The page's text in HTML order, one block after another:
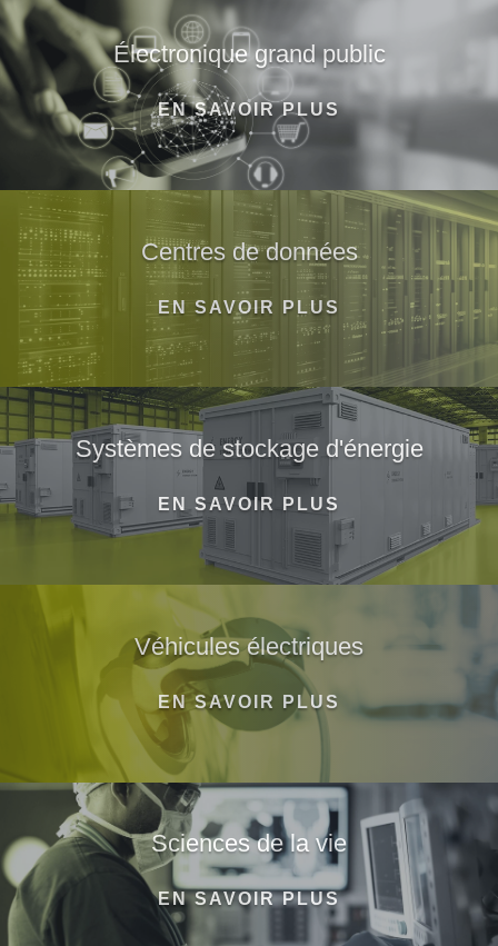
Électronique grand public
EN SAVOIR PLUS
Centres de données
EN SAVOIR PLUS
Systèmes de stockage d'énergie
EN SAVOIR PLUS
Véhicules électriques
EN SAVOIR PLUS
Sciences de la vie
EN SAVOIR PLUS